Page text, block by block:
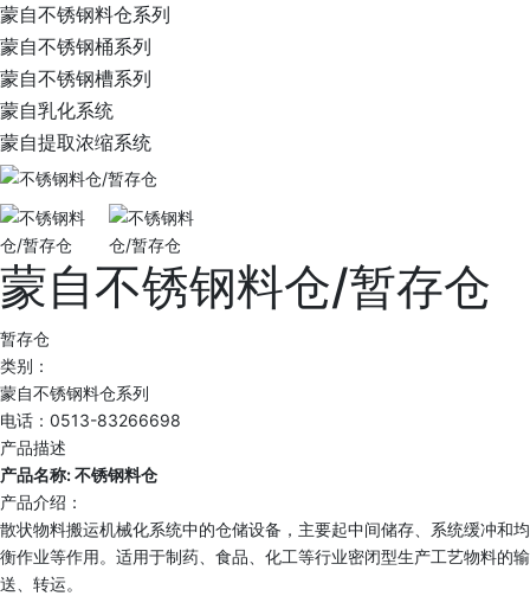
蒙自不锈钢料仓系列
蒙自不锈钢桶系列
蒙自不锈钢槽系列
蒙自乳化系统
蒙自提取浓缩系统
蒙自不锈钢料仓/暂存仓
暂存仓
类别：
蒙自不锈钢料仓系列
电话：0513-83266698
产品描述
产品名称: 不锈钢料仓
产品介绍：
散状物料搬运机械化系统中的仓储设备，主要起中间储存、系统缓冲和均
衡作业等作用。适用于制药、食品、化工等行业密闭型生产工艺物料的输
送、转运。